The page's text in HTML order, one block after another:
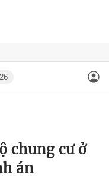
chung cư ở
án